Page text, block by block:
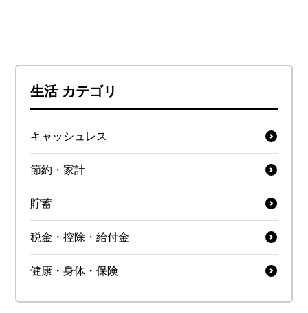
生活 カテゴリ
キャッシュレス
節約・家計
貯蓄
税金・控除・給付金
健康・身体・保険